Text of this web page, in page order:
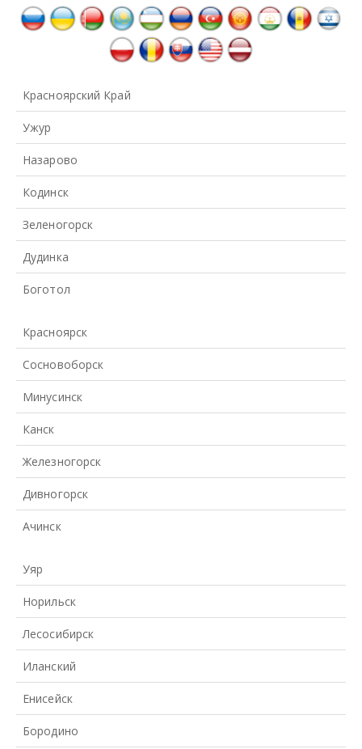
Красноярский Край
Ужур
Назарово
Кодинск
Зеленогорск
Дудинка
Боготол
Красноярск
Сосновоборск
Минусинск
Канск
Железногорск
Дивногорск
Ачинск
Уяр
Норильск
Лесосибирск
Иланский
Енисейск
Бородино